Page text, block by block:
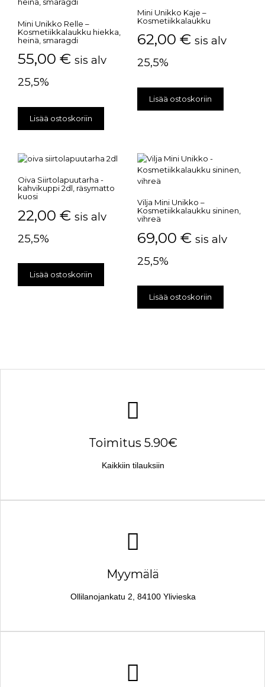
Mini Unikko Relle –
Kosmetiikkalaukku hiekka,
heinä, smaragdi
55,00 € sis alv
25,5%
Lisää ostoskoriin
Mini Unikko Kaje –
Kosmetiikkalaukku
62,00 € sis alv
25,5%
Lisää ostoskoriin
Oiva Siirtolapuutarha -
kahvikuppi 2dl, räsymatto
kuosi
22,00 € sis alv
25,5%
Lisää ostoskoriin
Vilja Mini Unikko –
Kosmetiikkalaukku sininen,
vihreä
69,00 € sis alv
25,5%
Lisää ostoskoriin
Toimitus 5.90€
Kaikkiin tilauksiin
Myymälä
Ollilanojankatu 2, 84100 Ylivieska